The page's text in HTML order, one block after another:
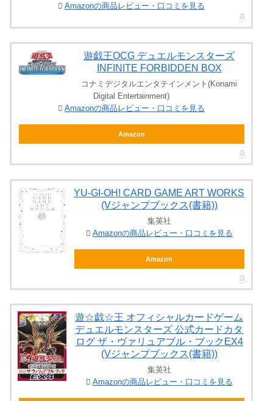
Amazonの商品レビュー・口コミを見る
遊戯王OCG デュエルモンスターズ
INFINITE FORBIDDEN BOX
コナミデジタルエンタテインメント(Konami
Digital Entertainment)
Amazonの商品レビュー・口コミを見る
Amazon
YU‐GI‐OH! CARD GAME ART WORKS
(Vジャンプブックス(書籍))
集英社
Amazonの商品レビュー・口コミを見る
Amazon
遊☆戯☆王 オフィシャルカードゲーム
デュエルモンスターズ 公式カードカタ
ログ ザ・ヴァリュアブル・ブックEX4
(Vジャンプブックス(書籍))
集英社
Amazonの商品レビュー・口コミを見る